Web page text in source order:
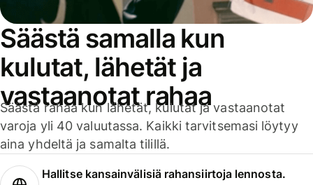
Säästä samalla kun
kulutat, lähetät ja
vastaanotat rahaa
Säästä rahaa kun lähetät, kulutat ja vastaanotat
varoja yli 40 valuutassa. Kaikki tarvitsemasi löytyy
aina yhdeltä ja samalta tilillä.
Hallitse kansainvälisiä rahansiirtoja lennosta.